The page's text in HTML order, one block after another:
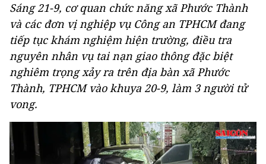
Sáng 21-9, cơ quan chức năng xã Phước Thành
và các đơn vị nghiệp vụ Công an TPHCM đang
tiếp tục khám nghiệm hiện trường, điều tra
nguyên nhân vụ tai nạn giao thông đặc biệt
nghiêm trọng xảy ra trên địa bàn xã Phước
Thành, TPHCM vào khuya 20-9, làm 3 người tử
vong.